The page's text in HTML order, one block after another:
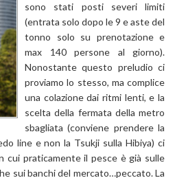
sono stati posti severi limiti
(entrata solo dopo le 9 e aste del
tonno solo su prenotazione e
max 140 persone al giorno).
Nonostante questo preludio ci
proviamo lo stesso, ma complice
una colazione dai ritmi lenti, e la
scelta della fermata della metro
sbagliata (conviene prendere la
line e non la Tsukji sulla Hibiya) ci
cui praticamente il pesce è già sulle
sui banchi del mercato…peccato. La